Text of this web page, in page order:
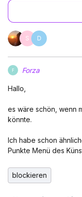
S D
F Forza
Hallo,
es wäre schön, wenn
könnte.
Ich habe schon
Punkte Menü des
blockieren